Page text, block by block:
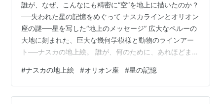
誰が、なぜ、こんなにも精密に“空”を地上に描いたのか？
──失われた星の記憶をめぐって ナスカラインとオリオン
座の謎──星を写した“地上のメッセージ” 広大なペルーの
大地に刻まれた、巨大な幾何学模様と動物のラインアー
ト──ナスカの地上絵。 誰が、何のために、あれほどまで
からでないと見えない”のか。 長いあいだ「謎」とされて
きたこの場所には、今もなお、星と人類の意識をつな
ぐ“秘密の手紙”が隠されているのかもしれません。 ナス
#ナスカの地上絵 #オリオン座 #星の記憶